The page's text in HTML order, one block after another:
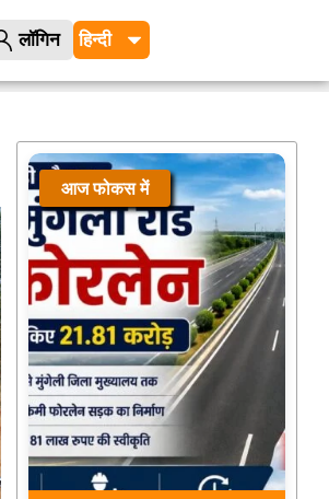
लॉगिन
आज फोकस में